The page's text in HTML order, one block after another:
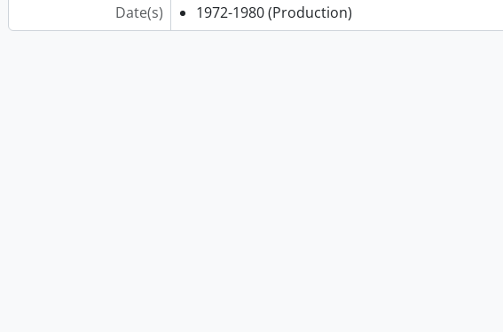
Date(s) 1972-1980 (Production)